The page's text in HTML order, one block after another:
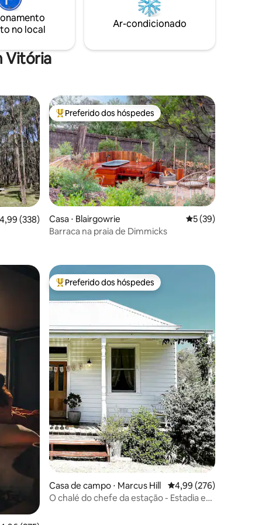
é
– a
equipados com todas as conveniências
modernas para o seu conforto.
Estritamente 2 adultos (sem crianças)
no local
Ar-condicionado
Vitória
hóspedes
de uma avaliação média de 5, 338 avaliações
4,99 (338)
Entre os melhores preferidos dos hóspedes
Preferido dos hóspedes
Casa ⋅ Blairgowrie 5 de uma
5 (39)
Barraca na praia de Dimmicks
Entre os melhores preferidos dos hóspedes
Preferido dos hóspedes
Casa de campo ⋅ Marcus Hill 4,99 de uma avaliação
4,99 (276)
O chalé do chefe da estação - Estadia em